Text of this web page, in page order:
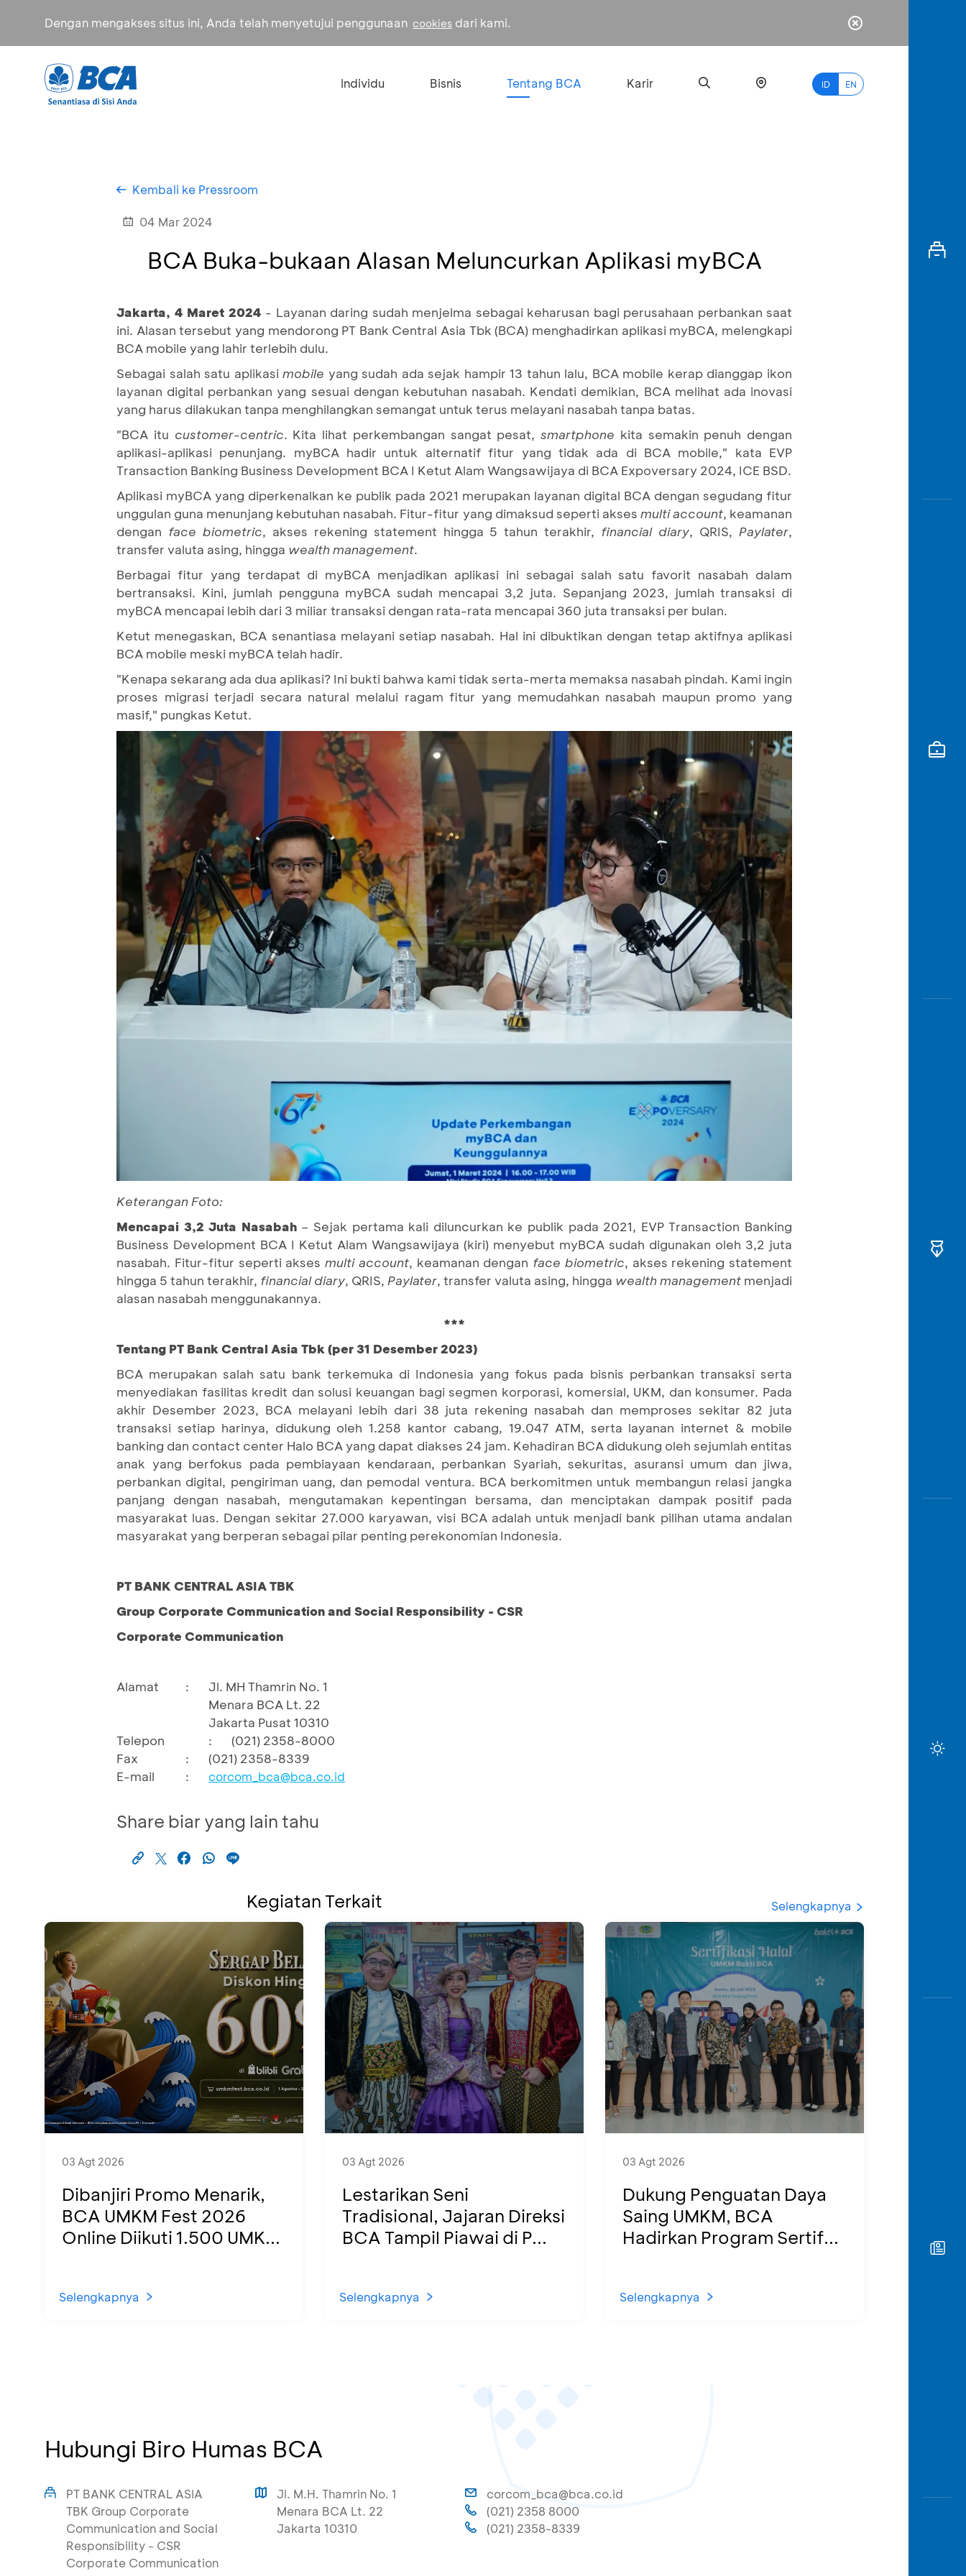
Dengan mengakses situs ini, Anda telah menyetujui penggunaan cookies dari kami.
Individu Bisnis Tentang BCA Karir ID EN
Kembali ke Pressroom
04 Mar 2024
BCA Buka-bukaan Alasan Meluncurkan Aplikasi myBCA
Jakarta, 4 Maret 2024 - Layanan daring sudah menjelma sebagai keharusan bagi perusahaan perbankan saat
ini. Alasan tersebut yang mendorong PT Bank Central Asia Tbk (BCA) menghadirkan aplikasi myBCA, melengkapi
BCA mobile yang lahir terlebih dulu.
Sebagai salah satu aplikasimobile yang sudah ada sejak hampir 13 tahun lalu, BCA mobile kerap dianggap ikon
layanan digital perbankan yang sesuai dengan kebutuhan nasabah. Kendati demikian, BCA melihat ada inovasi
yang harus dilakukan tanpa menghilangkan semangat untuk terus melayani nasabah tanpa batas.
"BCA itu customer-centric. Kita lihat perkembangan sangat pesat, smartphone kita semakin penuh dengan
aplikasi-aplikasi penunjang. myBCA hadir untuk alternatif fitur yang tidak ada di BCA mobile," kata EVP
Transaction Banking Business Development BCA I Ketut Alam Wangsawijaya di BCA Expoversary 2024, ICE BSD.
Aplikasi myBCA yang diperkenalkan ke publik pada 2021 merupakan layanan digital BCA dengan segudang fitur
unggulan guna menunjang kebutuhan nasabah. Fitur-fitur yang dimaksud seperti akses multi account, keamanan
dengan face biometric, akses rekening statement hingga 5 tahun terakhir, financial diary, QRIS, Paylater,
transfer valuta asing, hingga wealth management.
Berbagai fitur yang terdapat di myBCA menjadikan aplikasi ini sebagai salah satu favorit nasabah dalam
bertransaksi. Kini, jumlah pengguna myBCA sudah mencapai 3,2 juta. Sepanjang 2023, jumlah transaksi di
myBCA mencapai lebih dari 3 miliar transaksi dengan rata-rata mencapai 360 juta transaksi per bulan.
Ketut menegaskan, BCA senantiasa melayani setiap nasabah. Hal ini dibuktikan dengan tetap aktifnya aplikasi
BCA mobile meski myBCA telah hadir.
"Kenapa sekarang ada dua aplikasi? Ini bukti bahwa kami tidak serta-merta memaksa nasabah pindah. Kami ingin
proses migrasi terjadi secara natural melalui ragam fitur yang memudahkan nasabah maupun promo yang
masif," pungkas Ketut.
Keterangan Foto:
Mencapai 3,2 Juta Nasabah– Sejak pertama kali diluncurkan ke publik pada 2021, EVP Transaction Banking
Business Development BCA I Ketut Alam Wangsawijaya (kiri) menyebut myBCA sudah digunakan oleh 3,2 juta
nasabah. Fitur-fitur seperti akses multi account, keamanan dengan face biometric, akses rekening statement
hingga 5 tahun terakhir, financial diary, QRIS, Paylater, transfer valuta asing, hingga wealth management menjadi
alasan nasabah menggunakannya.
***
Tentang PT Bank Central Asia Tbk (per 31 Desember 2023)
BCA merupakan salah satu bank terkemuka di Indonesia yang fokus pada bisnis perbankan transaksi serta
menyediakan fasilitas kredit dan solusi keuangan bagi segmen korporasi, komersial, UKM, dan konsumer. Pada
akhir Desember 2023, BCA melayani lebih dari 38 juta rekening nasabah dan memproses sekitar 82 juta
transaksi setiap harinya, didukung oleh 1.258 kantor cabang, 19.047 ATM, serta layanan internet & mobile
banking dan contact center Halo BCA yang dapat diakses 24 jam. Kehadiran BCA didukung oleh sejumlah entitas
anak yang berfokus pada pembiayaan kendaraan, perbankan Syariah, sekuritas, asuransi umum dan jiwa,
perbankan digital, pengiriman uang, dan pemodal ventura. BCA berkomitmen untuk membangun relasi jangka
panjang dengan nasabah, mengutamakan kepentingan bersama, dan menciptakan dampak positif pada
masyarakat luas. Dengan sekitar 27.000 karyawan, visi BCA adalah untuk menjadi bank pilihan utama andalan
masyarakat yang berperan sebagai pilar penting perekonomian Indonesia.
PT BANK CENTRAL ASIA TBK
Group Corporate Communication and Social Responsibility - CSR
Corporate Communication
Alamat :
Jl. MH Thamrin No. 1
Menara BCA Lt. 22
Jakarta Pusat 10310
Telepon
:
(021) 2358-8000
Fax
:
(021) 2358-8339
E-mail
: corcom_bca@bca.co.id
Share biar yang lain tahu
Kegiatan Terkait Selengkapnya
03 Agt 2026
Dibanjiri Promo Menarik,
BCA UMKM Fest 2026
Online Diikuti 1.500 UMK...
Selengkapnya
03 Agt 2026
Lestarikan Seni
Tradisional, Jajaran Direksi
BCA Tampil Piawai di P...
Selengkapnya
03 Agt 2026
Dukung Penguatan Daya
Saing UMKM, BCA
Hadirkan Program Sertif...
Selengkapnya
Hubungi Biro Humas BCA
PT BANK CENTRAL ASIA
TBK Group Corporate
Communication and Social
Responsibility - CSR
Corporate Communication
Jl. M.H. Thamrin No. 1
Menara BCA Lt. 22
Jakarta 10310
corcom_bca@bca.co.id
(021) 2358 8000
(021) 2358-8339